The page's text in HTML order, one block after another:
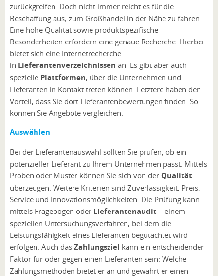
zurückgreifen. Doch nicht immer reicht es für die
Beschaffung aus, zum Großhandel in der Nähe zu fahren.
Eine hohe Qualität sowie produktspezifische
Besonderheiten erfordern eine genaue Recherche. Hierbei
bietet sich eine Internetrecherche
in Lieferantenverzeichnissen an. Es gibt aber auch
spezielle Plattformen, über die Unternehmen und
Lieferanten in Kontakt treten können. Letztere haben den
Vorteil, dass Sie dort Lieferantenbewertungen finden. So
können Sie Angebote vergleichen.
Auswählen
Bei der Lieferantenauswahl sollten Sie prüfen, ob ein
potenzieller Lieferant zu Ihrem Unternehmen passt. Mittels
Proben oder Muster können Sie sich von der Qualität
überzeugen. Weitere Kriterien sind Zuverlässigkeit, Preis,
Service und Innovationsmöglichkeiten. Die Prüfung kann
mittels Fragebogen oder Lieferantenaudit – einem
speziellen Untersuchungsverfahren, bei dem die
Leistungsfähigkeit eines Lieferanten begutachtet wird –
erfolgen. Auch das Zahlungsziel kann ein entscheidender
Faktor für oder gegen einen Lieferanten sein: Welche
Zahlungsmethoden bietet er an und gewährt er einen